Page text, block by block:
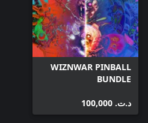
WIZNWAR PINBALL
BUNDLE
د.ت.‏ 100,000